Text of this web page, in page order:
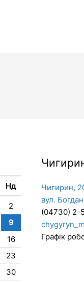
Нд
2
9
16
23
30
Чигирин,
вул.
(04730) 2-
Графік